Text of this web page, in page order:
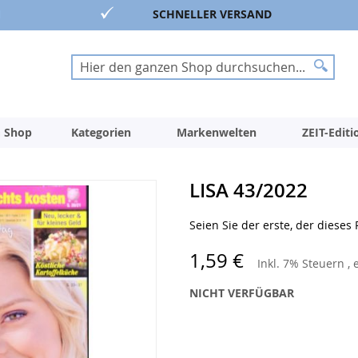
SCHNELLER VERSAND
Suche
Suche
Shop Kategorien Markenwelten ZEIT-
LISA 43/2022
Seien Sie der erste, der dieses
1,59 € Inkl. 7% Steuern ,
NICHT VERFÜGBAR